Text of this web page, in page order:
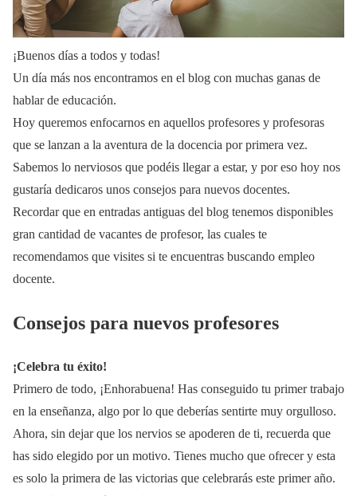
¡Buenos días a todos y todas!
Un día más nos encontramos en el blog con muchas ganas de
hablar de educación.
Hoy queremos enfocarnos en aquellos profesores y profesoras
que se lanzan a la aventura de la docencia por primera vez.
Sabemos lo nerviosos que podéis llegar a estar, y por eso hoy nos
gustaría dedicaros unos consejos para nuevos docentes.
Recordar que en entradas antiguas del blog tenemos disponibles
gran cantidad de vacantes de profesor, las cuales te
recomendamos que visites si te encuentras buscando empleo
docente.
Consejos para nuevos profesores
¡Celebra tu éxito!
Primero de todo, ¡Enhorabuena! Has conseguido tu primer trabajo
en la enseñanza, algo por lo que deberías sentirte muy orgulloso.
Ahora, sin dejar que los nervios se apoderen de ti, recuerda que
has sido elegido por un motivo. Tienes mucho que ofrecer y esta
es solo la primera de las victorias que celebrarás este primer año.